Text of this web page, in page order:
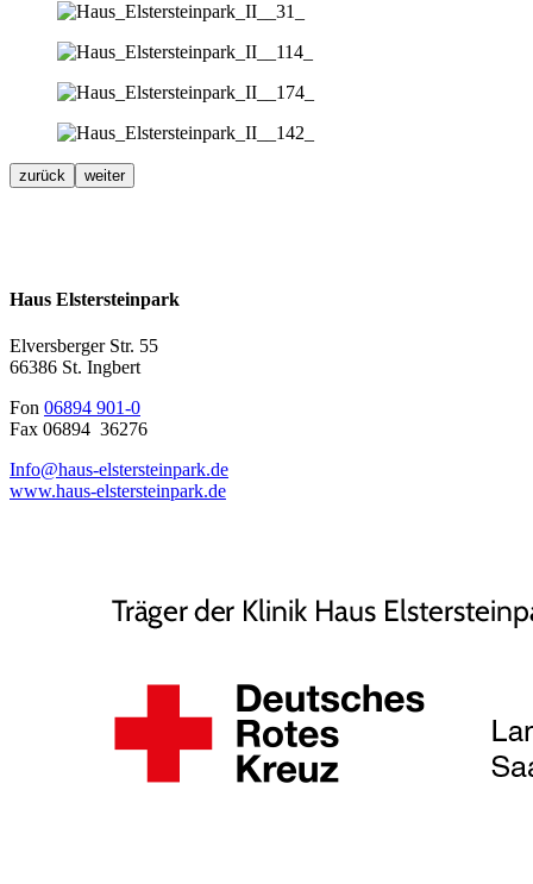
zurück weiter
Haus Elstersteinpark
Elversberger Str. 55
66386 St. Ingbert
Fon 06894 901-0
Fax 06894 36276
Info@haus-elstersteinpark.de
www.haus-elstersteinpark.de